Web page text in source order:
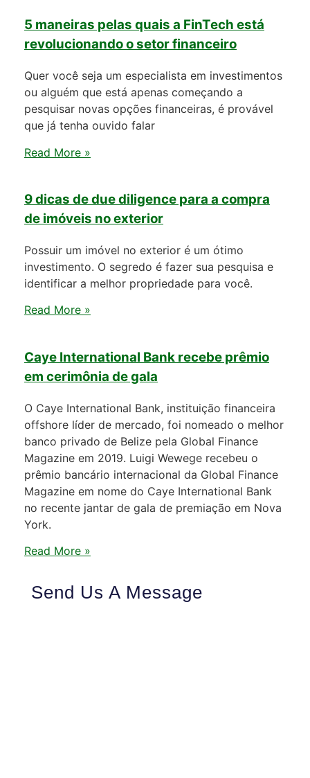
5 maneiras pelas quais a FinTech está
revolucionando o setor financeiro
Quer você seja um especialista em investimentos
ou alguém que está apenas começando a
pesquisar novas opções financeiras, é provável
que já tenha ouvido falar
Read More »
9 dicas de due diligence para a compra
de imóveis no exterior
Possuir um imóvel no exterior é um ótimo
investimento. O segredo é fazer sua pesquisa e
identificar a melhor propriedade para você.
Read More »
Caye International Bank recebe prêmio
em cerimônia de gala
O Caye International Bank, instituição financeira
offshore líder de mercado, foi nomeado o melhor
banco privado de Belize pela Global Finance
Magazine em 2019. Luigi Wewege recebeu o
prêmio bancário internacional da Global Finance
Magazine em nome do Caye International Bank
no recente jantar de gala de premiação em Nova
York.
Read More »
Send Us A Message